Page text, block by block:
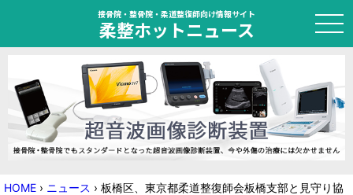
接骨院・整骨院・柔道整復師向け情報サイト
柔整ホットニュース
HOME
トピック
ニュース
HOME › ニュース › 板橋区、東京都柔道整復師会板橋支部と見守り協